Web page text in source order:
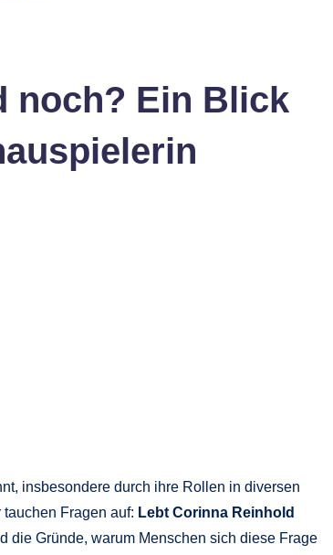
noch? Ein Blick
insbesondere durch ihre Rollen in diversen
Fragen auf: Lebt Corinna Reinhold
die Gründe, warum Menschen sich diese Frage